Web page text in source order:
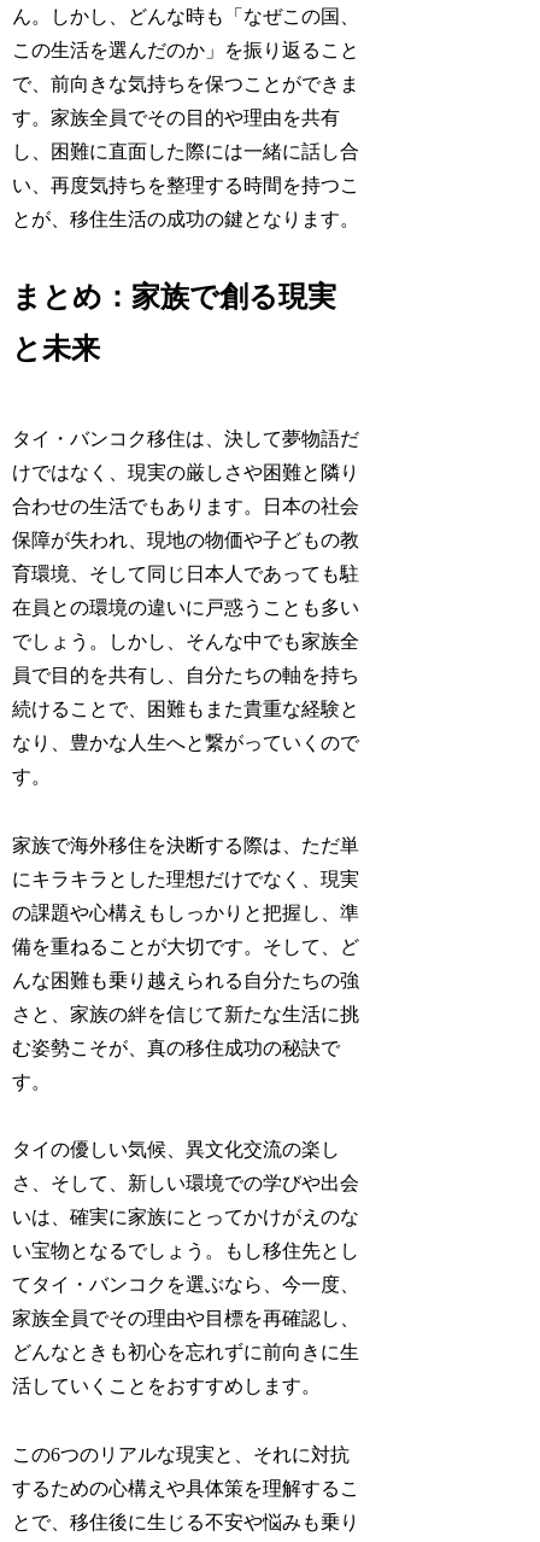
ん。しかし、どんな時も「なぜこの国、
この生活を選んだのか」を振り返ること
で、前向きな気持ちを保つことができま
す。家族全員でその目的や理由を共有
し、困難に直面した際には一緒に話し合
い、再度気持ちを整理する時間を持つこ
とが、移住生活の成功の鍵となります。
まとめ：家族で創る現実
と未来
タイ・バンコク移住は、決して夢物語だ
けではなく、現実の厳しさや困難と隣り
合わせの生活でもあります。日本の社会
保障が失われ、現地の物価や子どもの教
育環境、そして同じ日本人であっても駐
在員との環境の違いに戸惑うことも多い
でしょう。しかし、そんな中でも家族全
員で目的を共有し、自分たちの軸を持ち
続けることで、困難もまた貴重な経験と
なり、豊かな人生へと繋がっていくので
す。
家族で海外移住を決断する際は、ただ単
にキラキラとした理想だけでなく、現実
の課題や心構えもしっかりと把握し、準
備を重ねることが大切です。そして、ど
んな困難も乗り越えられる自分たちの強
さと、家族の絆を信じて新たな生活に挑
む姿勢こそが、真の移住成功の秘訣で
す。
タイの優しい気候、異文化交流の楽し
さ、そして、新しい環境での学びや出会
いは、確実に家族にとってかけがえのな
い宝物となるでしょう。もし移住先とし
てタイ・バンコクを選ぶなら、今一度、
家族全員でその理由や目標を再確認し、
どんなときも初心を忘れずに前向きに生
活していくことをおすすめします。
この6つのリアルな現実と、それに対抗
するための心構えや具体策を理解するこ
とで、移住後に生じる不安や悩みも乗り